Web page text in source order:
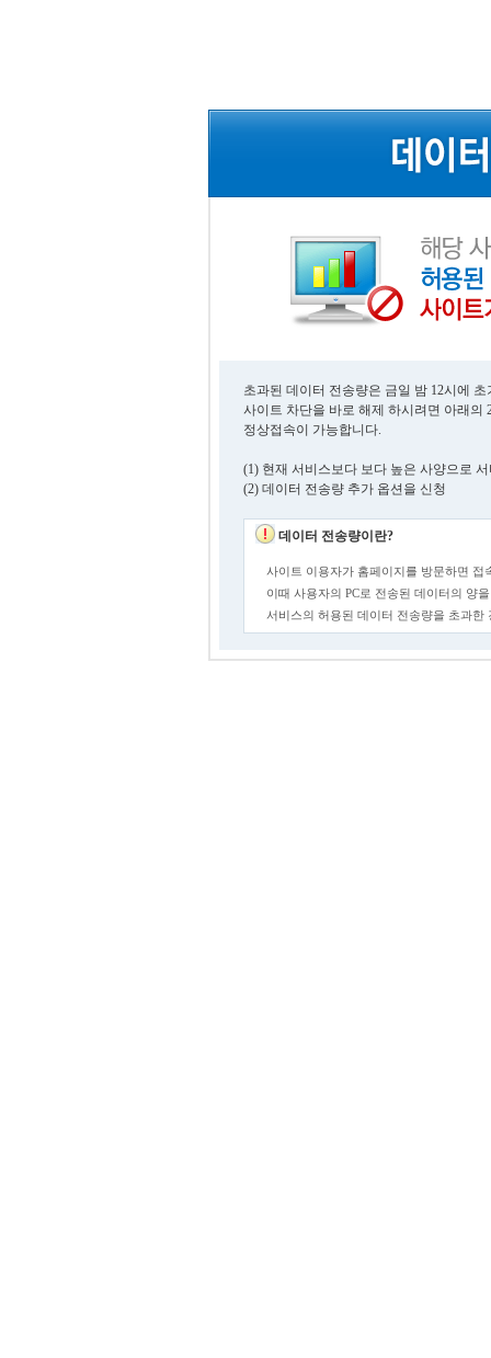
초과된 데이터 전송량은 금일 밤 12시에
사이트 차단을 바로 해제 하시려면 아래의
정상접속이 가능합니다.
(1) 현재 서비스보다 보다 높은 사양으로
(2) 데이터 전송량 추가 옵션을 신청
데이터 전송량이란?
사이트 이용자가 홈페이지를 방문하면 접
이때 사용자의 PC로 전송된 데이터의 양
서비스의 허용된 데이터 전송량을 초과